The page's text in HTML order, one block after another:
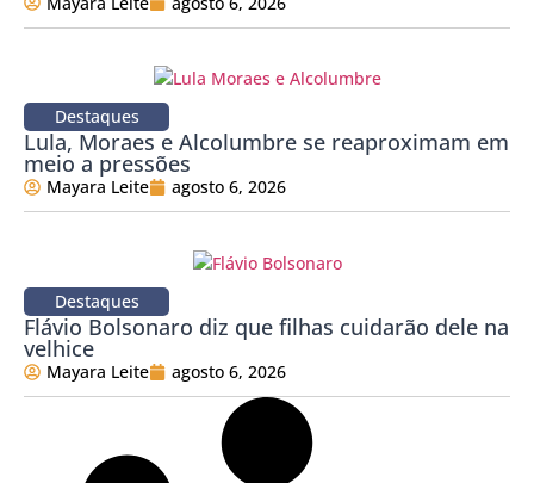
Destaques
Lula, Moraes e Alcolumbre se reaproximam em
meio a pressões
Mayara Leite agosto 6, 2026
Destaques
Flávio Bolsonaro diz que filhas cuidarão dele na
velhice
Mayara Leite agosto 6, 2026